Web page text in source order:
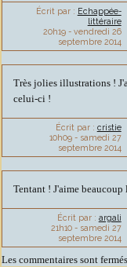
Écrit par : Echappée-
littéraire
20h19- vendredi 26
septembre 2014
Très jolies illustrations !
celui-ci !
Écrit par : cristie
10h09- samedi 27
septembre 2014
Tentant ! J'aime
Écrit par : argali
21h10- samedi 27
septembre 2014
Les commentaires sont